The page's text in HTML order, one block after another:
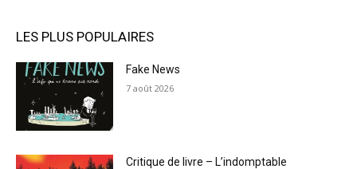
LES PLUS POPULAIRES
Fake News
7 août 2026
Critique de livre – L’indomptable